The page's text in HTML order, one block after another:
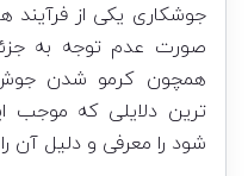
جوشکاری یکی از
صورت عدم توجه به
همچون کرمو شدن جوش
ترین دلایلی که
شود را معرفی و دلیل